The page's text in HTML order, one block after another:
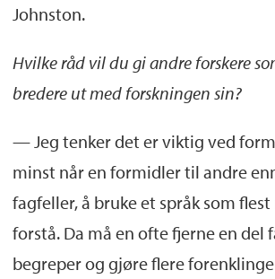
Johnston.
Hvilke råd vil du gi andre forskere
bredere ut med forskningen sin?
— Jeg tenker det er viktig ved
minst når en formidler til andre
fagfeller, å bruke et språk som
forstå. Da må en ofte fjerne en del
begreper og gjøre flere